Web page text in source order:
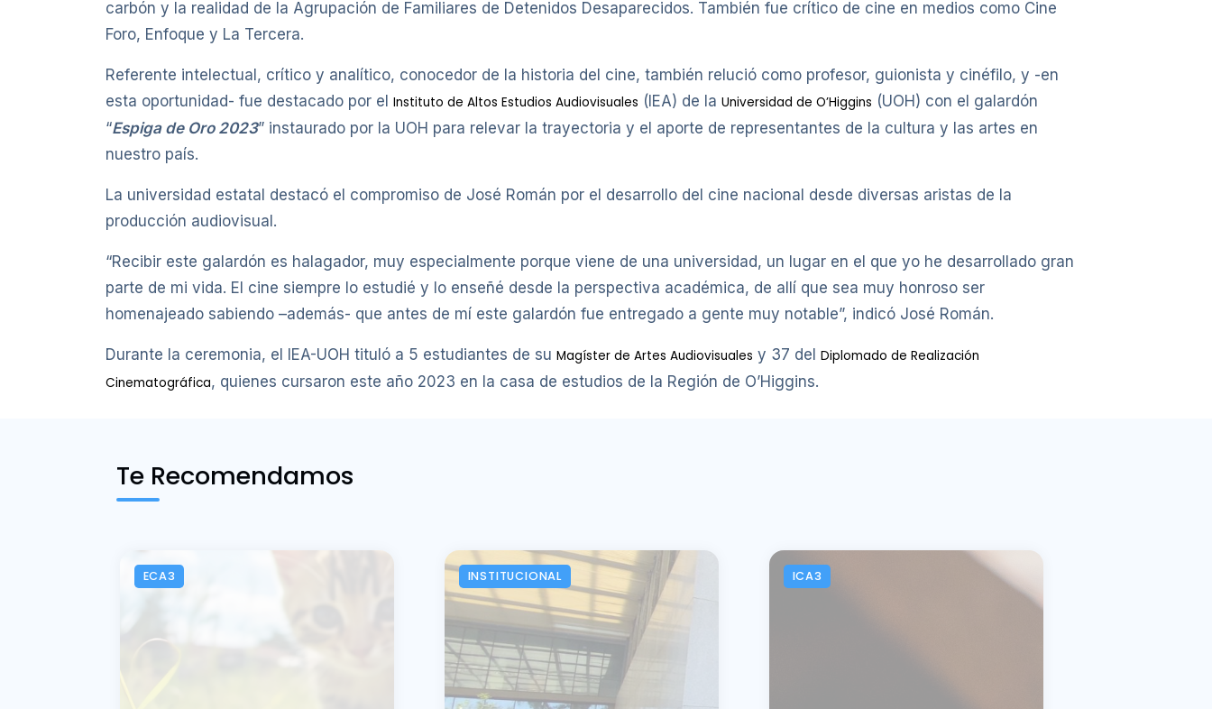
carbón y la realidad de la Agrupación de Familiares de Detenidos Desaparecidos. También fue crítico de cine en medios como Cine
Foro, Enfoque y La Tercera.
Referente intelectual, crítico y analítico, conocedor de la historia del cine, también relució como profesor, guionista y cinéfilo, y -en
esta oportunidad- fue destacado por el Instituto de Altos Estudios Audiovisuales (IEA) de la Universidad de O’Higgins (UOH) con el galardón
“Espiga de Oro 2023” instaurado por la UOH para relevar la trayectoria y el aporte de representantes de la cultura y las artes en
nuestro país.
La universidad estatal destacó el compromiso de José Román por el desarrollo del cine nacional desde diversas aristas de la
producción audiovisual.
“Recibir este galardón es halagador, muy especialmente porque viene de una universidad, un lugar en el que yo he desarrollado gran
parte de mi vida. El cine siempre lo estudié y lo enseñé desde la perspectiva académica, de allí que sea muy honroso ser
homenajeado sabiendo –además- que antes de mí este galardón fue entregado a gente muy notable”, indicó José Román.
Durante la ceremonia, el IEA-UOH tituló a 5 estudiantes de su Magíster de Artes Audiovisuales y 37 del Diplomado de Realización
Cinematográfica, quienes cursaron este año 2023 en la casa de estudios de la Región de O’Higgins.
Te Recomendamos
ECA3 INSTITUCIONAL ICA3